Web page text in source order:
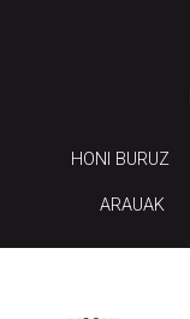
HONI BURUZ
ARAUAK